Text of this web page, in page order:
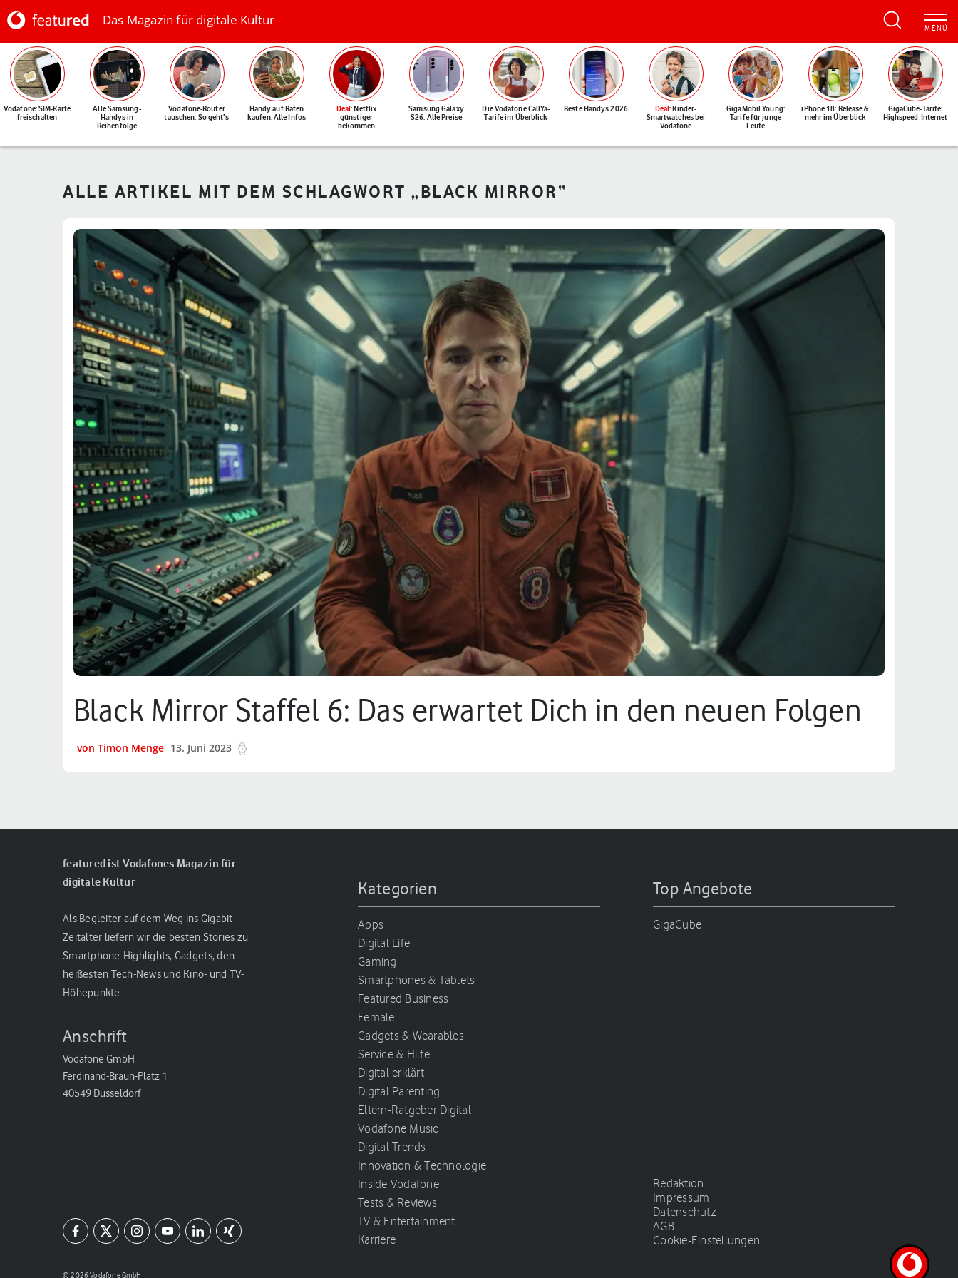
Das Magazin für digitale Kultur
Vodafone: SIM-Karte
freischalten
Alle Samsung-
Handys in
Reihenfolge
Vodafone-Router
tauschen: So geht's
Handy auf Raten
kaufen: Alle Infos
Deal: Netflix
günstiger
bekommen
Samsung Galaxy
S26: Alle Preise
Die Vodafone CallYa-
Tarife im Überblick
Beste Handys 2026 Deal: Kinder-
Smartwatches bei
Vodafone
GigaMobil Young:
Tarife für junge
Leute
iPhone 18: Release &
mehr im Überblick
GigaCube-Tarife:
Highspeed-Internet
ALLE ARTIKEL MIT DEM SCHLAGWORT „BLACK MIRROR“
Black Mirror Staffel 6: Das erwartet Dich in den neuen Folgen
von Timon Menge 13. Juni 2023
featured ist Vodafones Magazin für
digitale Kultur
Als Begleiter auf dem Weg ins Gigabit-
Zeitalter liefern wir die besten Stories zu
Smartphone-Highlights, Gadgets, den
heißesten Tech-News und Kino- und TV-
Höhepunkte.
Anschrift
Vodafone GmbH
Ferdinand-Braun-Platz 1
40549 Düsseldorf
Kategorien
Apps
Digital Life
Gaming
Smartphones & Tablets
Featured Business
Female
Gadgets & Wearables
Service & Hilfe
Digital erklärt
Digital Parenting
Eltern-Ratgeber Digital
Vodafone Music
Digital Trends
Innovation & Technologie
Inside Vodafone
Tests & Reviews
TV & Entertainment
Karriere
Top Angebote
GigaCube
Redaktion
Impressum
Datenschutz
AGB
Cookie-Einstellungen
© 2026 Vodafone GmbH